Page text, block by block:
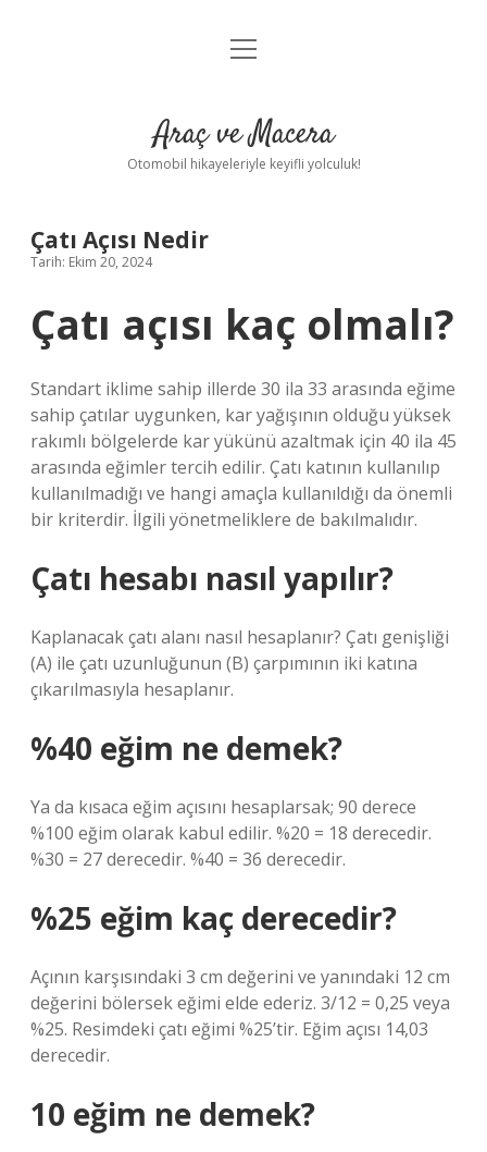
Anasayfa
Yasal Uyarı
menüyü
Araç ve Macera
Otomobil hikayeleriyle keyifli yolculuk!
Çatı Açısı Nedir
Tarih: Ekim 20, 2024
Çatı açısı kaç olmalı?
Standart iklime sahip illerde 30 ila 33 arasında eğime
sahip çatılar uygunken, kar yağışının olduğu yüksek
rakımlı bölgelerde kar yükünü azaltmak için 40 ila 45
arasında eğimler tercih edilir. Çatı katının kullanılıp
kullanılmadığı ve hangi amaçla kullanıldığı da önemli
bir kriterdir. İlgili yönetmeliklere de bakılmalıdır.
Çatı hesabı nasıl yapılır?
Kaplanacak çatı alanı nasıl hesaplanır? Çatı genişliği
(A) ile çatı uzunluğunun (B) çarpımının iki katına
çıkarılmasıyla hesaplanır.
%40 eğim ne demek?
Ya da kısaca eğim açısını hesaplarsak; 90 derece
%100 eğim olarak kabul edilir. %20 = 18 derecedir.
%30 = 27 derecedir. %40 = 36 derecedir.
%25 eğim kaç derecedir?
Açının karşısındaki 3 cm değerini ve yanındaki 12 cm
değerini bölersek eğimi elde ederiz. 3/12 = 0,25 veya
%25. Resimdeki çatı eğimi %25’tir. Eğim açısı 14,03
derecedir.
10 eğim ne demek?